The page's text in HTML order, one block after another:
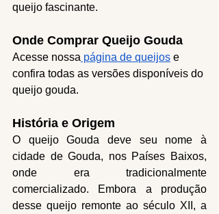
queijo fascinante.
Onde Comprar Queijo Gouda
Acesse nossa página de queijos e
confira todas as versões disponíveis do
queijo gouda.
História e Origem
O queijo Gouda deve seu nome à
cidade de Gouda, nos Países Baixos,
onde era tradicionalmente
comercializado. Embora a produção
desse queijo remonte ao século XII, a